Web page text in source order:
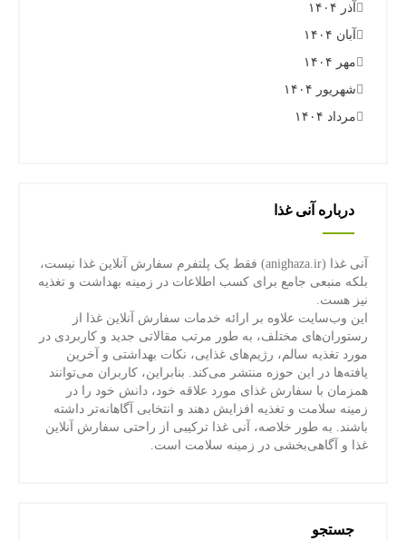
آذر ۱۴۰۴
آبان ۱۴۰۴
مهر ۱۴۰۴
شهریور ۱۴۰۴
مرداد ۱۴۰۴
درباره آنی غذا
آنی غذا (anighaza.ir) فقط یک پلتفرم سفارش آنلاین غذا نیست،
بلکه منبعی جامع برای کسب اطلاعات در زمینه بهداشت و تغذیه
نیز هست.
این وب‌سایت علاوه بر ارائه خدمات سفارش آنلاین غذا از
رستوران‌های مختلف، به طور مرتب مقالاتی جدید و کاربردی در
مورد تغذیه سالم، رژیم‌های غذایی، نکات بهداشتی و آخرین
یافته‌ها در این حوزه منتشر می‌کند. بنابراین، کاربران می‌توانند
همزمان با سفارش غذای مورد علاقه خود، دانش خود را در
زمینه سلامت و تغذیه افزایش دهند و انتخابی آگاهانه‌تر داشته
باشند. به طور خلاصه، آنی غذا ترکیبی از راحتی سفارش آنلاین
غذا و آگاهی‌بخشی در زمینه سلامت است.
جستجو